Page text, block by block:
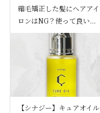
縮毛矯正した髪にヘアアイ
ロンはNG？使って良い...
【シナジー】キュアオイル